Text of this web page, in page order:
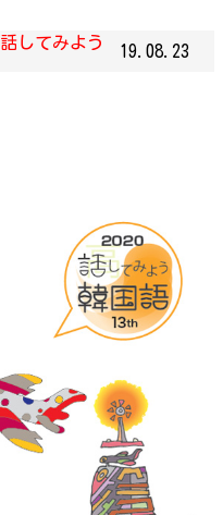
話してみよう
19.08.23